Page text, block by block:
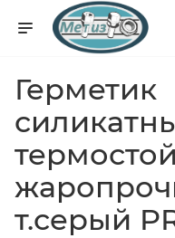
Герметик
т.серый